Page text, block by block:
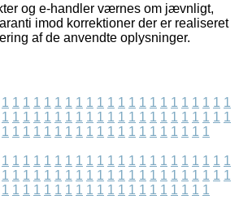
og e-handler værnes om jævnligt,
imod korrektioner der er realiseret
af de anvendte oplysninger.
1 1 1 1 1 1 1 1 1 1 1 1 1 1 1 1 1 1 1 1 1 1
1 1 1 1 1 1 1 1 1 1 1 1 1 1 1 1 1 1 1 1 1 1
1 1 1 1 1 1 1 1 1 1 1 1 1 1 1 1 1 1 1 1
1 1 1 1 1 1 1 1 1 1 1 1 1 1 1 1 1 1 1 1 1 1
1 1 1 1 1 1 1 1 1 1 1 1 1 1 1 1 1 1 1 1 1 1
1 1 1 1 1 1 1 1 1 1 1 1 1 1 1 1 1 1 1 1